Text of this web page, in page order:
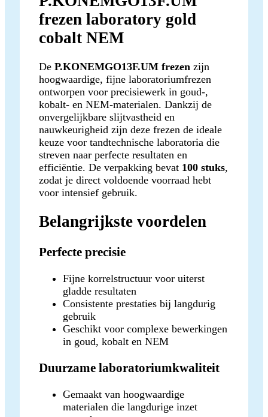
frezen laboratory gold
cobalt NEM
De P.KONEMGO13F.UM frezen zijn
hoogwaardige, fijne laboratoriumfrezen
ontworpen voor precisiewerk in goud-,
kobalt- en NEM-materialen. Dankzij de
onvergelijkbare slijtvastheid en
nauwkeurigheid zijn deze frezen de ideale
keuze voor tandtechnische laboratoria die
streven naar perfecte resultaten en
efficiëntie. De verpakking bevat 100 stuks,
zodat je direct voldoende voorraad hebt
voor intensief gebruik.
Belangrijkste voordelen
Perfecte precisie
Fijne korrelstructuur voor uiterst
gladde resultaten
Consistente prestaties bij langdurig
gebruik
Geschikt voor complexe bewerkingen
in goud, kobalt en NEM
Duurzame laboratoriumkwaliteit
Gemaakt van hoogwaardige
materialen die langdurige inzet